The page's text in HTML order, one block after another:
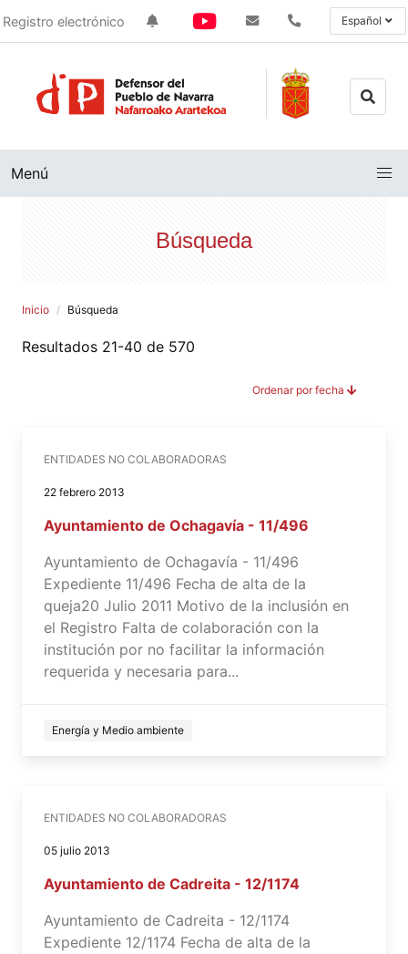
Registro electrónico Español
Menú
Búsqueda
Inicio Búsqueda
Resultados 21-40 de 570
Ordenar por fecha
ENTIDADES NO COLABORADORAS
22 febrero 2013
Ayuntamiento de Ochagavía - 11/496
Ayuntamiento de Ochagavía - 11/496
Expediente 11/496 Fecha de alta de la
queja20 Julio 2011 Motivo de la inclusión en
el Registro Falta de colaboración con la
institución por no facilitar la información
requerida y necesaria para...
Energía y Medio ambiente
ENTIDADES NO COLABORADORAS
05 julio 2013
Ayuntamiento de Cadreita - 12/1174
Ayuntamiento de Cadreita - 12/1174
Expediente 12/1174 Fecha de alta de la